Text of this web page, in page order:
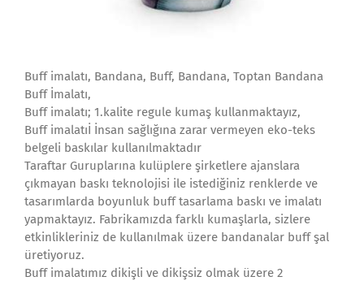
Buff imalatı, Bandana, Buff, Bandana, Toptan Bandana
Buff İmalatı,
Buff imalatı; 1.kalite regule kumaş kullanmaktayız,
Buff imalatıİ İnsan sağlığına zarar vermeyen eko-teks
belgeli baskılar kullanılmaktadır
Taraftar Guruplarına kulüplere şirketlere ajanslara
çıkmayan baskı teknolojisi ile istediğiniz renklerde ve
tasarımlarda boyunluk buff tasarlama baskı ve imalatı
yapmaktayız. Fabrikamızda farklı kumaşlarla, sizlere
etkinlikleriniz de kullanılmak üzere bandanalar buff şal
üretiyoruz.
Buff imalatımız dikişli ve dikişsiz olmak üzere 2